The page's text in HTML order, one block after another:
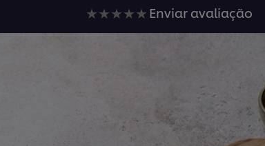
Nenhuma
avaliação
recipe
Enviar avaliação